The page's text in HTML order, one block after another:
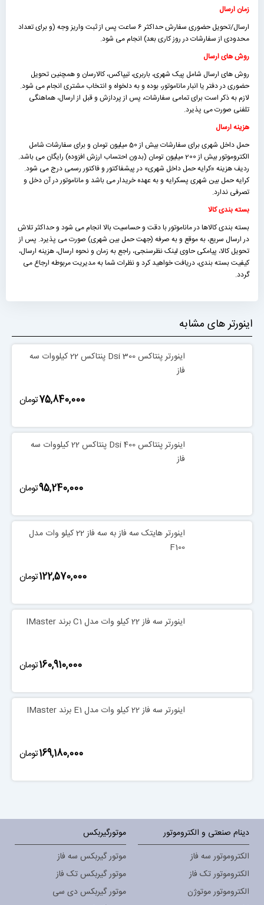
زمان ارسال
ارسال/تحویل حضوری سفارش حداکثر 6 ساعت پس از ثبت واریز وجه (و برای تعداد
محدودی از سفارشات در روز کاری بعد) انجام می شود.
روش های ارسال
روش های ارسال شامل پیک شهری، باربری، تیپاکس، کالارسان و همچنین تحویل
حضوری در دفتر یا انبار ماناموتور، بوده و به دلخواه و انتخاب مشتری انجام می شود.
لازم به ذکر است برای تمامی سفارشات، پس از پردازش و قبل از ارسال، هماهنگی
تلفنی صورت می پذیرد.
هزینه ارسال
حمل داخل شهری برای سفارشات بیش از 50 میلیون تومان و برای سفارشات شامل
الکتروموتور بیش از 200 میلیون تومان (بدون احتساب ارزش افزوده) رایگان می باشد.
ردیف هزینه «كرايه حمل داخل شهری» در پیشفاکتور و فاکتور رسمی درج می شود.
کرایه حمل بین شهری پسکرایه و به عهده خریدار می باشد و ماناموتور در آن دخل و
تصرفی ندارد.
بسته بندی کالا
بسته بندی کالاها در ماناموتور با دقت و حساسیت بالا انجام می شود و حداکثر تلاش
در ارسال سریع، به موقع و به صرفه (جهت حمل بین شهری) صورت می پذیرد. پس از
تحویل کالا، پیامکی حاوی لینک نظرسنجی، راجع به زمان و نحوه ارسال، هزینه ارسال،
کیفیت بسته بندی، دریافت خواهید کرد و نظرات شما به مدیریت مربوطه ارجاع می
گردد.
اینورتر های مشابه
اینورتر پنتاکس Dsi 300 پنتاکس 22 کیلووات سه
فاز
‎75,840,000تومان
اینورتر پنتاکس Dsi 400 پنتاکس 22 کیلووات سه
فاز
‎95,240,000تومان
اینورتر هایتک سه فاز به سه فاز 22 کیلو وات مدل
F100
‎122,570,000تومان
اینورتر سه فاز 22 کیلو وات مدل C1 برند IMaster
‎160,910,000تومان
اینورتر سه فاز 22 کیلو وات مدل E1 برند IMaster
‎169,180,000تومان
دینام صنعتی و الکتروموتور
الکتروموتور سه فاز
الکتروموتور تک فاز
الکتروموتور موتوژن
موتورگیربکس
موتور گیربکس سه فاز
موتور گیربکس تک فاز
موتور گیربکس دی سی